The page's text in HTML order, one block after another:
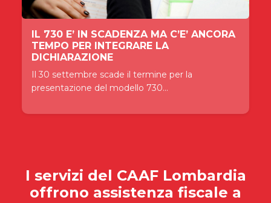
IL 730 E’ IN SCADENZA MA C’E’ ANCORA
TEMPO PER INTEGRARE LA
DICHIARAZIONE
Il 30 settembre scade il termine per la
presentazione del modello 730...
I servizi del CAAF Lombardia
offrono assistenza fiscale a